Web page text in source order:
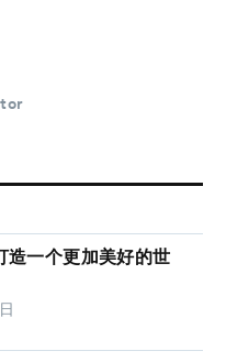
造一个更加美好的世